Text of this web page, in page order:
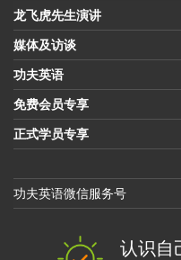
龙飞虎先生演讲
媒体及访谈
功夫英语
免费会员专享
正式学员专享
功夫英语微信服务号
认识自